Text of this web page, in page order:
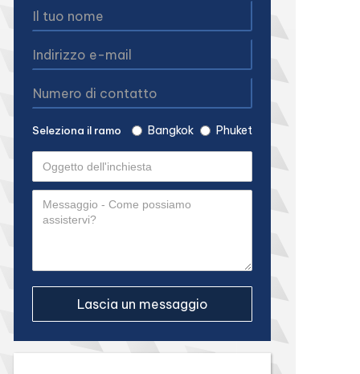
Seleziona il ramo Bangkok Phuket